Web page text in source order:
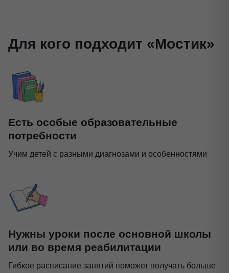
Для кого подходит «Мостик»
Есть особые образовательные
потребности
Учим детей с разными диагнозами и особенностями
Нужны уроки после основной школы
или во время реабилитации
Гибкое расписание занятий поможет получать больше